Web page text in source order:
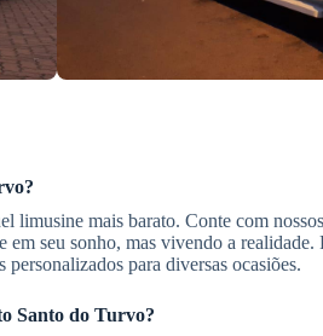
?
limusine mais barato. Conte com
seu sonho, mas vivendo a
para diversas ocasiões.
Santo do Turvo?